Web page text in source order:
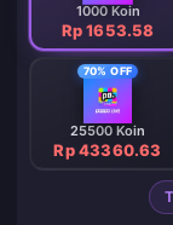
1000 Koin
Rp 1653.58
70% OFF
25500 Koin
Rp 43360.63